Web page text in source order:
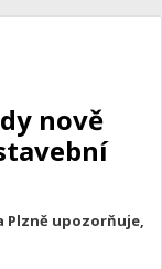
nově
Plzně upozorňuje,